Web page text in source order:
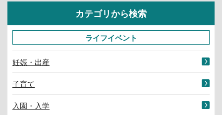
カテゴリから検索
ライフイベント
妊娠・出産
子育て
入園・入学